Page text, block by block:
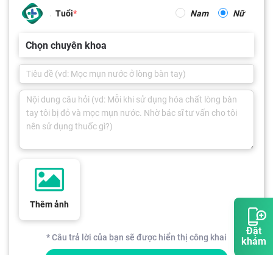
Đặt
khám
Tuổi Nam Nữ
Chọn chuyên khoa
Thêm ảnh
* Câu trả lời của bạn sẽ được hiển thị công khai